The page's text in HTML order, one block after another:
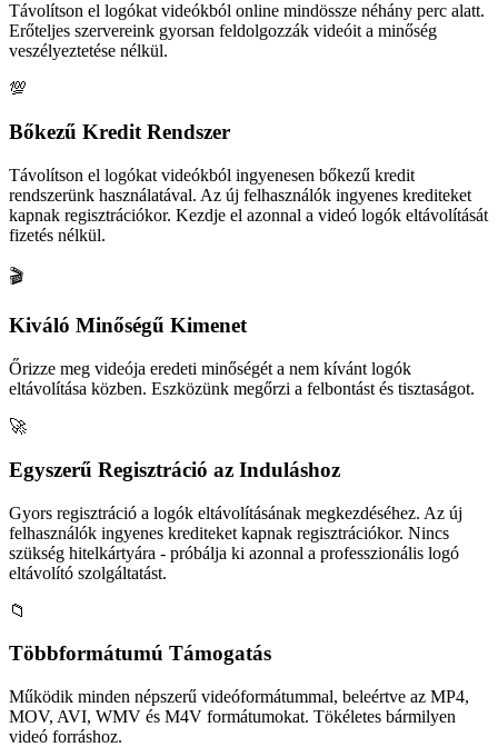
Távolítson el logókat videókból online mindössze néhány perc alatt.
Erőteljes szervereink gyorsan feldolgozzák videóit a minőség
veszélyeztetése nélkül.
💯
Bőkezű Kredit Rendszer
Távolítson el logókat videókból ingyenesen bőkezű kredit
rendszerünk használatával. Az új felhasználók ingyenes krediteket
kapnak regisztrációkor. Kezdje el azonnal a videó logók eltávolítását
fizetés nélkül.
🎬
Kiváló Minőségű Kimenet
Őrizze meg videója eredeti minőségét a nem kívánt logók
eltávolítása közben. Eszközünk megőrzi a felbontást és tisztaságot.
🚀
Egyszerű Regisztráció az Induláshoz
Gyors regisztráció a logók eltávolításának megkezdéséhez. Az új
felhasználók ingyenes krediteket kapnak regisztrációkor. Nincs
szükség hitelkártyára - próbálja ki azonnal a professzionális logó
eltávolító szolgáltatást.
📁
Többformátumú Támogatás
Működik minden népszerű videóformátummal, beleértve az MP4,
MOV, AVI, WMV és M4V formátumokat. Tökéletes bármilyen
videó forráshoz.